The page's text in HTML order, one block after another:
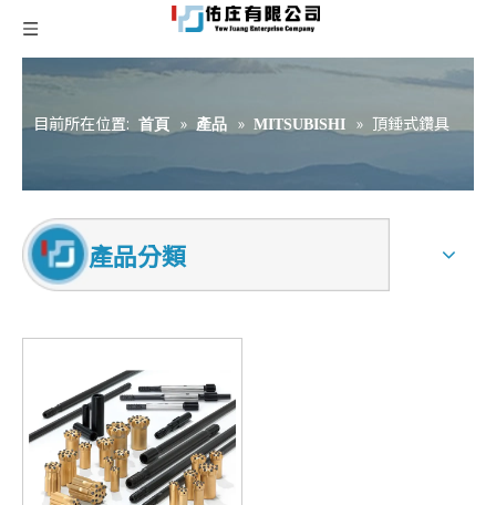
目前所在位置: 首頁 » 產品 » MITSUBISHI » 頂錘式鑽具
產品分類